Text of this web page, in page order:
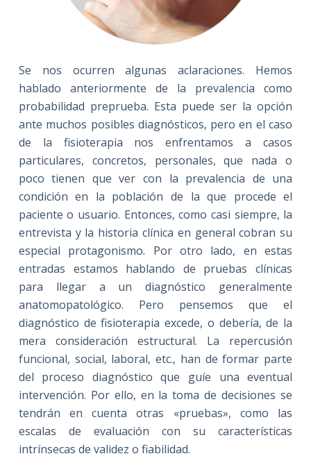
Se nos ocurren algunas aclaraciones. Hemos
hablado anteriormente de la prevalencia como
probabilidad preprueba. Esta puede ser la opción
ante muchos posibles diagnósticos, pero en el caso
de la fisioterapia nos enfrentamos a casos
particulares, concretos, personales, que nada o
poco tienen que ver con la prevalencia de una
condición en la población de la que procede el
paciente o usuario. Entonces, como casi siempre, la
entrevista y la historia clínica en general cobran su
especial protagonismo. Por otro lado, en estas
entradas estamos hablando de pruebas clínicas
para llegar a un diagnóstico generalmente
anatomopatológico. Pero pensemos que el
diagnóstico de fisioterapia excede, o debería, de la
mera consideración estructural. La repercusión
funcional, social, laboral, etc., han de formar parte
del proceso diagnóstico que guíe una eventual
intervención. Por ello, en la toma de decisiones se
tendrán en cuenta otras «pruebas», como las
escalas de evaluación con su características
intrínsecas de validez o fiabilidad.